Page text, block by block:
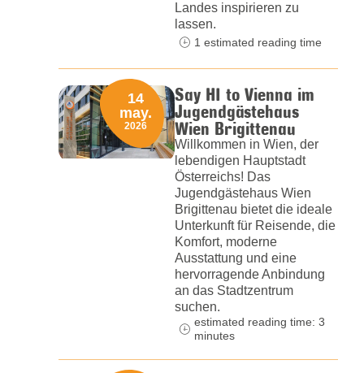
Landes inspirieren zu
lassen.
1 estimated reading time
Say HI to Vienna im
Jugendgästehaus
Wien Brigittenau
Willkommen in Wien, der
lebendigen Hauptstadt
Österreichs! Das
Jugendgästehaus Wien
Brigittenau bietet die ideale
Unterkunft für Reisende, die
Komfort, moderne
Ausstattung und eine
hervorragende Anbindung
an das Stadtzentrum
suchen.
14
may.
2026
estimated reading time: 3
minutes